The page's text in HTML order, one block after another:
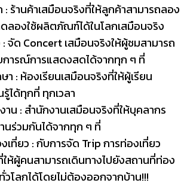
: ร้านค้าเสมือนจริงที่ให้ลูกค้าสามารถลอง
ลองใช้ผลิตภัณฑ์ได้ในโลกเสมือนจริง
จัด Concert เสมือนจริงให้ผู้ชมสามารถ
ารณ์การแสดงสดได้จากทุก ๆ ที่
า : ห้องเรียนเสมือนจริงที่ให้ผู้เรียน
รู้ได้ทุกที่ ทุกเวลา
าน : สำนักงานเสมือนจริงที่ให้บุคลากร
นร่วมกันได้จากทุก ๆ ที่
เที่ยว : กับการจัด Trip การท่องเที่ยว
ให้ผู้คนสามารถเดินทางไปยังสถานที่ท่อง
วโลกได้โดยไม่ต้องออกจากบ้าน!!!